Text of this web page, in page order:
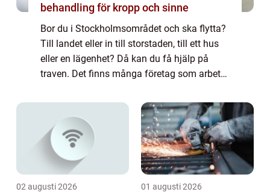
behandling för kropp och sinne
Bor du i Stockholmsområdet och ska flytta?
Till landet eller in till storstaden, till ett hus
eller en lägenhet? Då kan du få hjälp på
traven. Det finns många företag som arbetar
02 augusti 2026 01 augusti 2026